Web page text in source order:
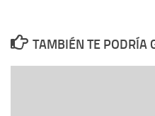
TAMBIÉN TE PODRÍA